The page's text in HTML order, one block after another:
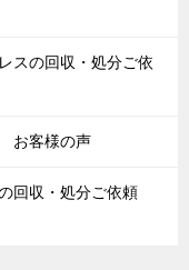
スの回収・処分ご依
お客様の声
回収・処分ご依頼